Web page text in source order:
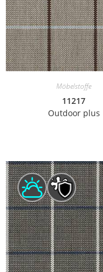
Möbelstoffe
11217
Outdoor plus